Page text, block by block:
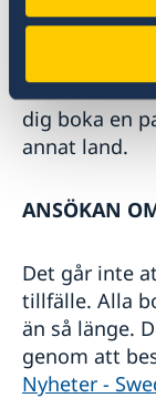
säkerställa
Om du har
dig boka en
annat land.
ANSÖKAN
Det går inte
tillfälle. Alla
än så länge.
genom att
Nyheter -